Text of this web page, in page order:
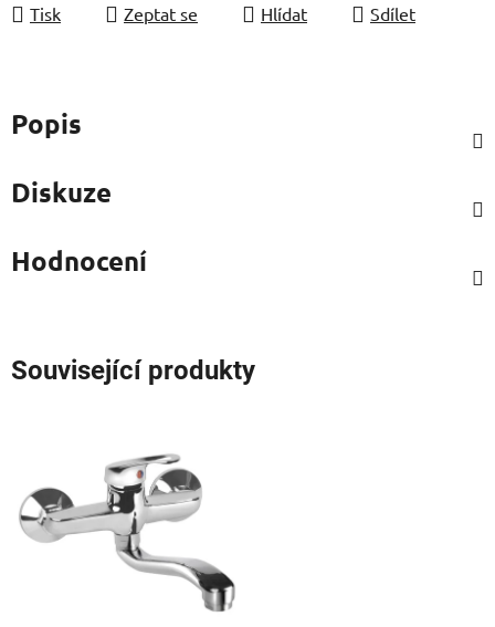
Tisk Zeptat se Hlídat Sdílet
Popis
Diskuze
Hodnocení
Související produkty